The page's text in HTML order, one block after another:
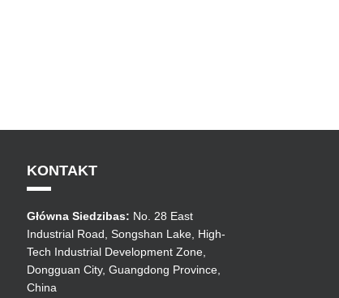
KONTAKT
Główna Siedzibas: No. 28 East
Industrial Road, Songshan Lake, High-
Tech Industrial Development Zone,
Dongguan City, Guangdong Province,
China